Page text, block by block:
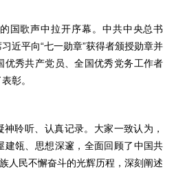
国歌声中拉开序幕。中共中央总书
近平向“七一勋章”获得者颁授勋章并
优秀共产党员、全国优秀党务工作者
彰。
聆听、认真记录。大家一致认为，
建瓴、思想深邃，全面回顾了中国共
人民不懈奋斗的光辉历程，深刻阐述